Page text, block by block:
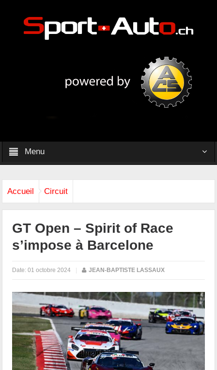
Menu
Accueil Circuit
GT Open – Spirit of Race
s’impose à Barcelone
Date:01 octobre 2024 | JEAN-BAPTISTE LASSAUX